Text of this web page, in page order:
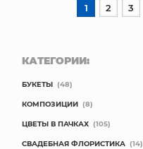
1 2 3
КАТЕГОРИИ:
БУКЕТЫ (48)
КОМПОЗИЦИИ (8)
ЦВЕТЫ В ПАЧКАХ (105)
СВАДЕБНАЯ ФЛОРИСТИКА (14)